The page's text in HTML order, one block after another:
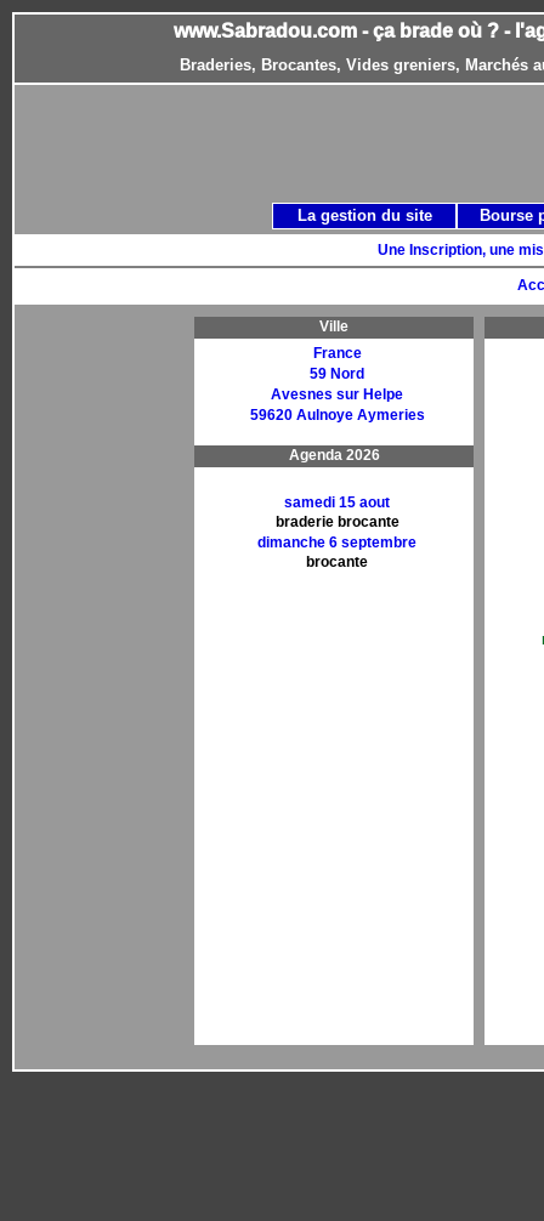
www.Sabradou.com - ça brade où ? -
Braderies, Brocantes, Vides greniers, Marchés
Une Inscription, une
Ville
France
59 Nord
Avesnes sur Helpe
59620 Aulnoye Aymeries
Agenda 2026
samedi 15 aout
braderie brocante
dimanche 6 septembre
brocante
La gestion du site Bourse